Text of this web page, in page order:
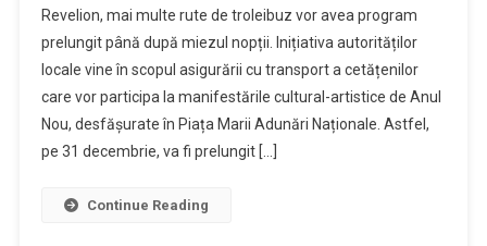
Revelion, mai multe rute de troleibuz vor avea program
prelungit până după miezul nopții. Inițiativa autorităților
locale vine în scopul asigurării cu transport a cetățenilor
care vor participa la manifestările cultural-artistice de Anul
Nou, desfășurate în Piața Marii Adunări Naționale. Astfel,
pe 31 decembrie, va fi prelungit […]
Continue Reading